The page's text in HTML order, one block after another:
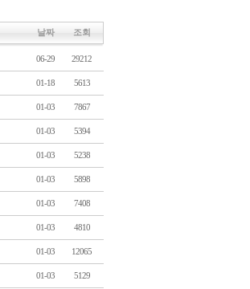
날짜 조회
06-29 29212
01-18 5613
01-03 7867
01-03 5394
01-03 5238
01-03 5898
01-03 7408
01-03 4810
01-03 12065
01-03 5129